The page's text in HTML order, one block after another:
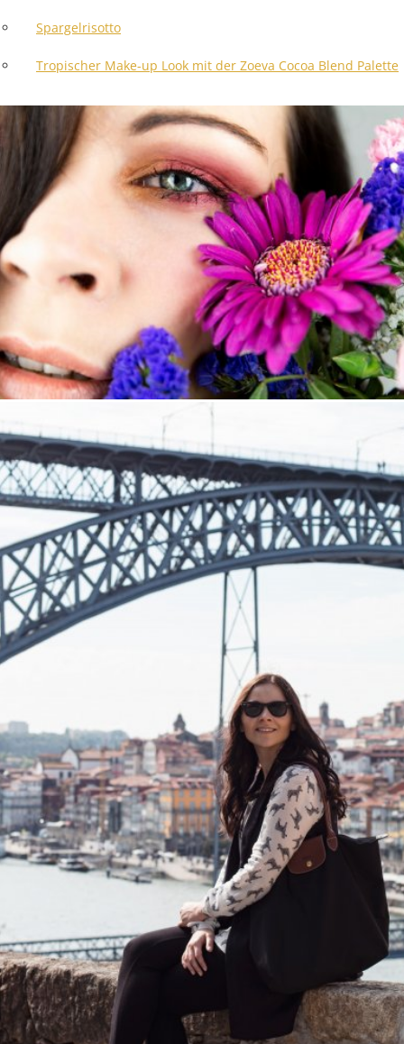
Spargelrisotto
Tropischer Make-up Look mit der Zoeva Cocoa Blend Palette